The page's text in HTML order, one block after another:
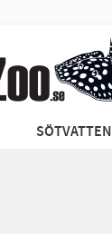
SÖTVATTEN